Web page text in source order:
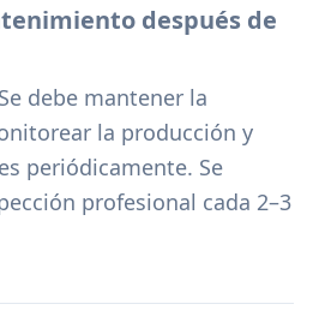
después de
debe mantener la
la producción y
periódicamente. Se
profesional cada 2–3